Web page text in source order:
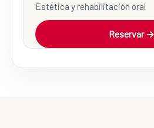
Estética y rehabilitación oral
Reservar →